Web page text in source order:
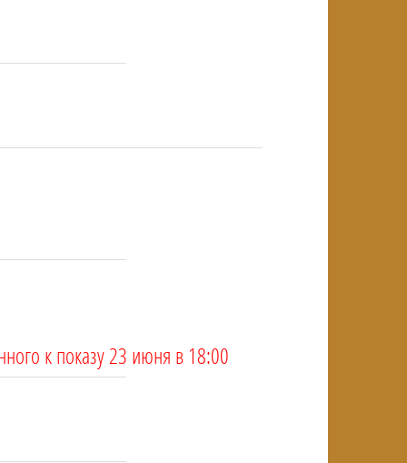
к показу 23 июня в 18:00
NULL